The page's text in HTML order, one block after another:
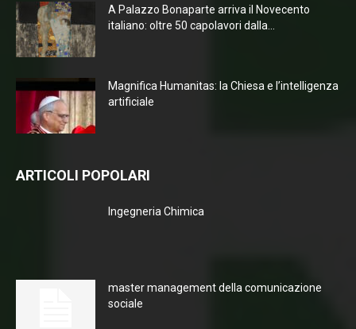
A Palazzo Bonaparte arriva il Novecento
italiano: oltre 50 capolavori dalla...
Magnifica Humanitas: la Chiesa e l’intelligenza
artificiale
ARTICOLI POPOLARI
Ingegneria Chimica
master management della comunicazione
sociale